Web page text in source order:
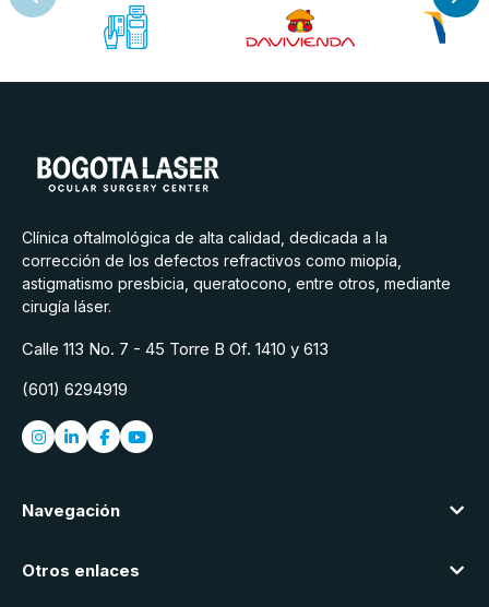
Clínica oftalmológica de alta calidad, dedicada a la
corrección de los defectos refractivos como miopía,
astigmatismo presbicia, queratocono, entre otros, mediante
cirugía láser.
Calle 113 No. 7 - 45 Torre B Of. 1410 y 613
(601) 6294919
Navegación
Otros enlaces